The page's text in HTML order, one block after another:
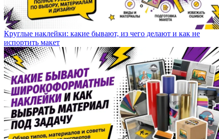
Круглые наклейки: какие бывают, из чего делают и как не
испортить макет